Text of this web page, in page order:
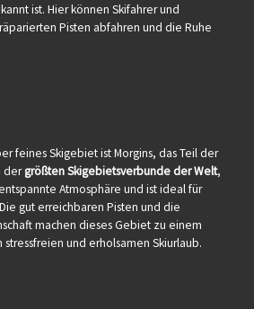
ist. Hier können Skifahrer und
Pisten abfahren und die Ruhe
feines Skigebiet ist Morgins, das Teil der
dergrößten Skigebietsverbunde der Welt,
Atmosphäre und ist ideal für
gut erreichbaren Pisten und die
machen dieses Gebiet zu einem
und erholsamen Skiurlaub.